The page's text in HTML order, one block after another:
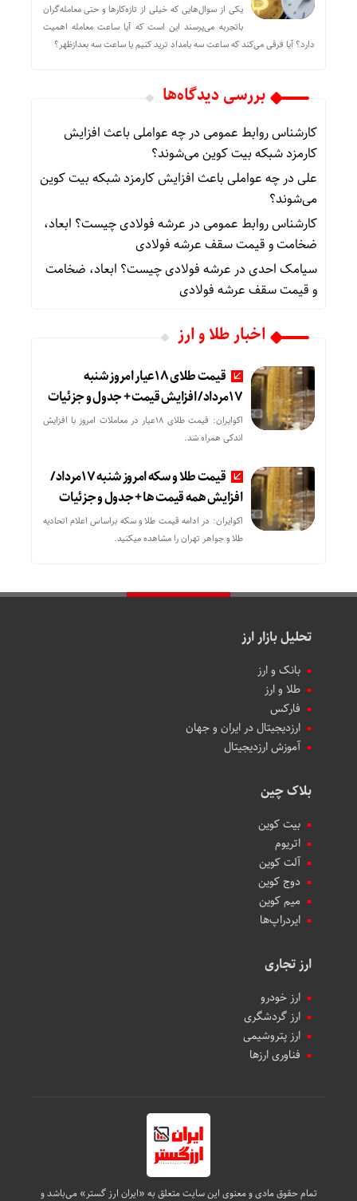
یکی از سوال‌هایی که خیلی از تازه‌کارها و حتی معامله‌گران
باتجربه می‌پرسند این است که آیا ساعت معامله اهمیت
دارد؟ آیا فرقی می‌کند که ساعت سه بامداد ترید کنیم یا ساعت سه بعدازظهر؟
بررسی دیدگاه‌ها
کارشناس روابط عمومیدرچه عواملی باعث افزایش
کارمزد شبکه بیت کوین می‌شوند؟
علیدرچه عواملی باعث افزایش کارمزد شبکه بیت کوین
می‌شوند؟
کارشناس روابط عمومیدر عرشه فولادی چیست؟ ابعاد،
ضخامت و قیمت سقف عرشه فولادی
سیامک احدیدر عرشه فولادی چیست؟ ابعاد، ضخامت
و قیمت سقف عرشه فولادی
اخبار طلا و ارز
قیمت طلای 18عیار امروز شنبه
17مرداد/ افزایش قیمت + جدول و جزئیات
اکوایران: قیمت طلای 18عیار در معاملات امروز با افزایش
اندکی همراه شد.
قیمت طلا و سکه امروز شنبه 17مرداد/
افزایش همه قیمت ها + جدول و جزئیات
اکوایران: در ادامه قیمت طلا و سکه براساس اعلام اتحادیه
طلا و جواهر تهران را مشاهده میکنید.
تحلیل بازار ارز
بانک و ارز
طلا و ارز
فارکس
ارزدیجیتال در ایران و جهان
آموزش ارزدیجیتال
بلاک چین
بیت کوین
اتریوم
آلت کوین
دوج کوین
میم کوین‌
ایردراپ‌ها
ارز تجاری
ارز خودرو
ارز گردشگری
ارز پتروشیمی
فناوری ارزها
تمام حقوق مادی و معنوی این سایت متعلق به «ایران ارز گستر» می‌باشد و